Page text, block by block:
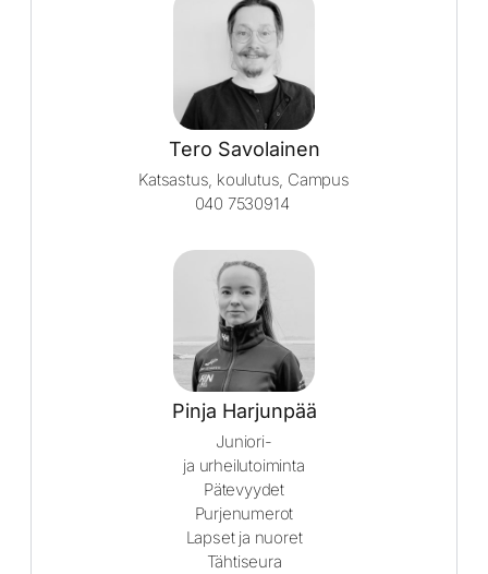
Tero Savolainen
Katsastus, koulutus, Campus
040 7530914
Pinja Harjunpää
Juniori-
ja urheilutoiminta
Pätevyydet
Purjenumerot
Lapset ja nuoret
Tähtiseura